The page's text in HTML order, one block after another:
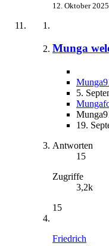
12. Oktober
Munga
5.
19.
Antworten
15
Zugriffe
3,2k
15
Friedrich